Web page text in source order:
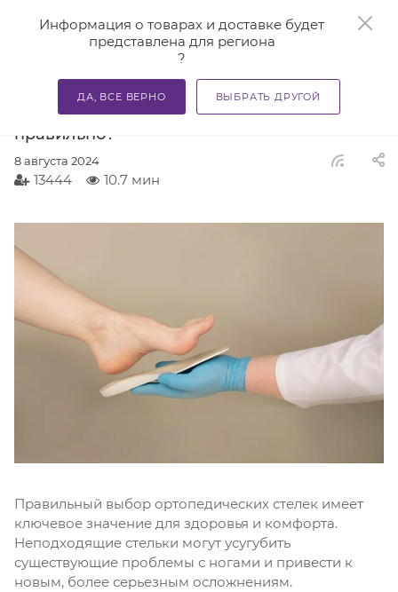
Информация о товарах и доставке будет
представлена для региона
?
ДА, ВСЕ ВЕРНО ВЫБРАТЬ ДРУГОЙ
Главная — Блог — Как выбрать ортопедические стельки
Как выбрать ортопедические стельки
правильно?
8 августа 2024
13444 10.7 мин
Правильный выбор ортопедических стелек имеет
ключевое значение для здоровья и комфорта.
Неподходящие стельки могут усугубить
существующие проблемы с ногами и привести к
новым, более серьезным осложнениям.